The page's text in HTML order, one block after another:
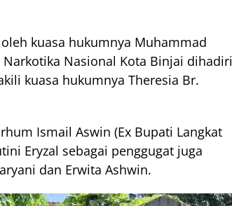
kuasa hukumnya Muhammad
Narkotika Nasional Kota Binjai dihadiri
kuasa hukumnya Theresia Br.
Ismail Aswin (Ex Bupati Langkat
Eryzal sebagai penggugat juga
dan Erwita Ashwin.